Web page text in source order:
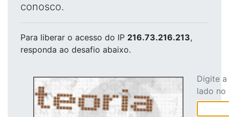
conosco.
Para liberar o acesso do IP 216.73.216.213,
responda ao desafio abaixo.
Digite
lado no